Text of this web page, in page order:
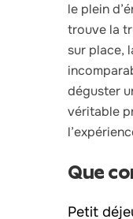
le plein
trouve la
sur place,
déguster
véritable
Que
Petit